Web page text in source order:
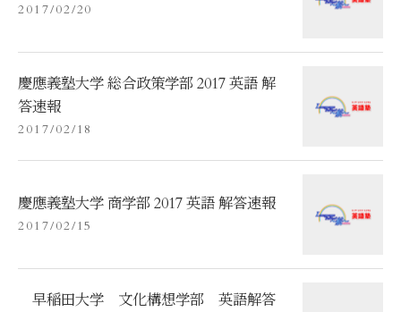
2017/02/20
慶應義塾大学 総合政策学部 2017 英語 解
答速報
2017/02/18
慶應義塾大学 商学部 2017 英語 解答速報
2017/02/15
早稲田大学 文化構想学部 英語解答